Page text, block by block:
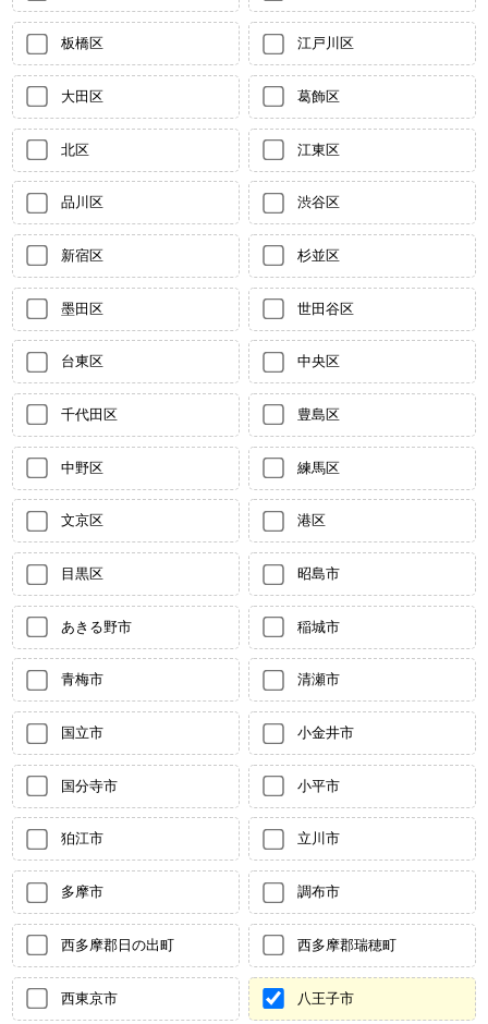
板橋区 江戸川区
大田区 葛飾区
北区 江東区
品川区 渋谷区
新宿区 杉並区
墨田区 世田谷区
台東区 中央区
千代田区 豊島区
中野区 練馬区
文京区 港区
目黒区 昭島市
あきる野市 稲城市
青梅市 清瀬市
国立市 小金井市
国分寺市 小平市
狛江市 立川市
多摩市 調布市
西多摩郡日の出町 西多摩郡瑞穂町
西東京市 八王子市